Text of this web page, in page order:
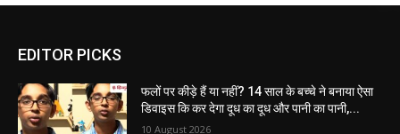
EDITOR PICKS
फलों पर कीड़े हैं या नहीं? 14 साल के बच्चे ने बनाया ऐसा
डिवाइस कि कर देगा दूध का दूध और पानी का पानी,...
10 August 2026